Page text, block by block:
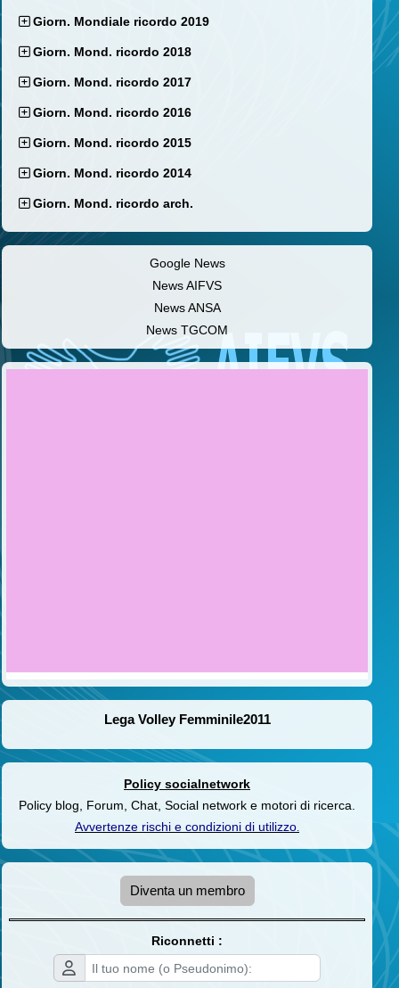
Giorn. Mondiale ricordo 2019
Giorn. Mond. ricordo 2018
Giorn. Mond. ricordo 2017
Giorn. Mond. ricordo 2016
Giorn. Mond. ricordo 2015
Giorn. Mond. ricordo 2014
Giorn. Mond. ricordo arch.
Google News
News AIFVS
News ANSA
News TGCOM
Lega Volley Femminile2011
Policy socialnetwork
Policy blog, Forum, Chat, Social network e motori di ricerca.
Avvertenze rischi e condizioni di utilizzo.
Diventa un membro
Riconnetti :